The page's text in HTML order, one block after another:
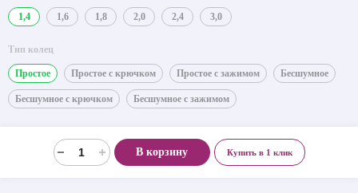
1,4 1,6 1,8 2,0 2,4 3,0
Тип колец
Простое Простое с крючком Простое с зажимом Бесшумное
Бесшумное с крючком Бесшумное с зажимом
В корзину Купить в 1 клик